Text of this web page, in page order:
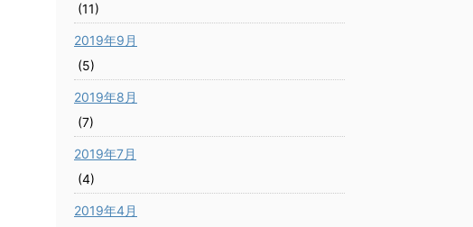
(11)
2019年9月
(5)
2019年8月
(7)
2019年7月
(4)
2019年4月